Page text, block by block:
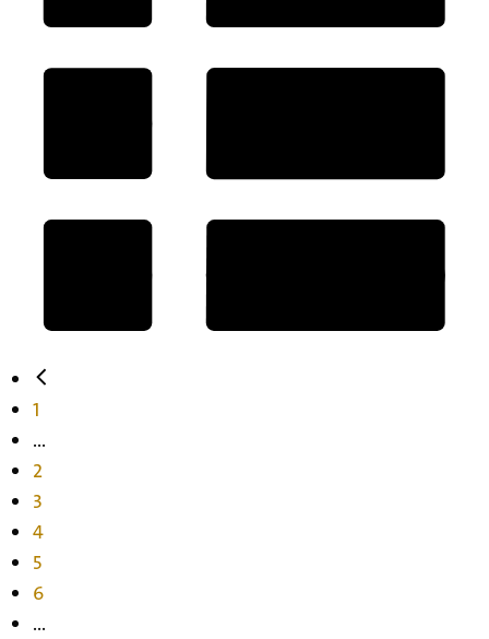
1
...
2
3
4
5
6
...